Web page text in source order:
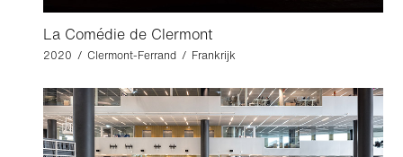
La Comédie de Clermont
2020 / Clermont-Ferrand / Frankrijk